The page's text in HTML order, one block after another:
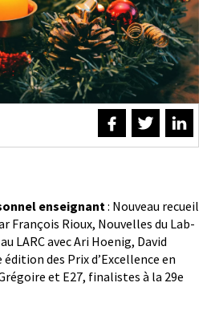
enseignant: Nouveau recueil
François Rioux, Nouvelles du Lab-
LARC avec Ari Hoenig, David
des Prix d’Excellence en
et E27, finalistes à la 29e